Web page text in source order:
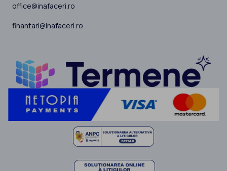
office@inafaceri.ro
finantari@inafaceri.ro